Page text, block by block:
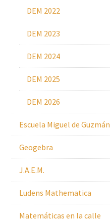
DEM 2022
DEM 2023
DEM 2024
DEM 2025
DEM 2026
Escuela Miguel de Guzmán
Geogebra
J.A.E.M.
Ludens Mathematica
Matemáticas en la calle